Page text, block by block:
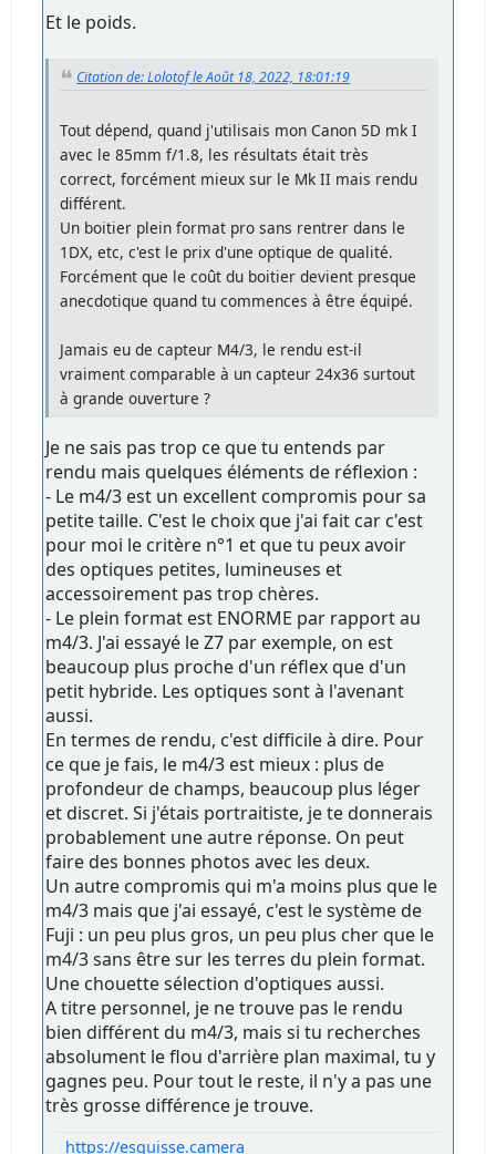
Et le poids.
Citation de: Lolotof le Août 18, 2022, 18:01:19
Tout dépend, quand j'utilisais mon Canon 5D mk I
avec le 85mm f/1.8, les résultats était très
correct, forcément mieux sur le Mk II mais rendu
différent.
Un boitier plein format pro sans rentrer dans le
1DX, etc, c'est le prix d'une optique de qualité.
Forcément que le coût du boitier devient presque
anecdotique quand tu commences à être équipé.
Jamais eu de capteur M4/3, le rendu est-il
vraiment comparable à un capteur 24x36 surtout
à grande ouverture ?
Je ne sais pas trop ce que tu entends par
rendu mais quelques éléments de réflexion :
- Le m4/3 est un excellent compromis pour sa
petite taille. C'est le choix que j'ai fait car c'est
pour moi le critère n°1 et que tu peux avoir
des optiques petites, lumineuses et
accessoirement pas trop chères.
- Le plein format est ENORME par rapport au
m4/3. J'ai essayé le Z7 par exemple, on est
beaucoup plus proche d'un réflex que d'un
petit hybride. Les optiques sont à l'avenant
aussi.
En termes de rendu, c'est difficile à dire. Pour
ce que je fais, le m4/3 est mieux : plus de
profondeur de champs, beaucoup plus léger
et discret. Si j'étais portraitiste, je te donnerais
probablement une autre réponse. On peut
faire des bonnes photos avec les deux.
Un autre compromis qui m'a moins plus que le
m4/3 mais que j'ai essayé, c'est le système de
Fuji : un peu plus gros, un peu plus cher que le
m4/3 sans être sur les terres du plein format.
Une chouette sélection d'optiques aussi.
A titre personnel, je ne trouve pas le rendu
bien différent du m4/3, mais si tu recherches
absolument le flou d'arrière plan maximal, tu y
gagnes peu. Pour tout le reste, il n'y a pas une
très grosse différence je trouve.
https://esquisse.camera